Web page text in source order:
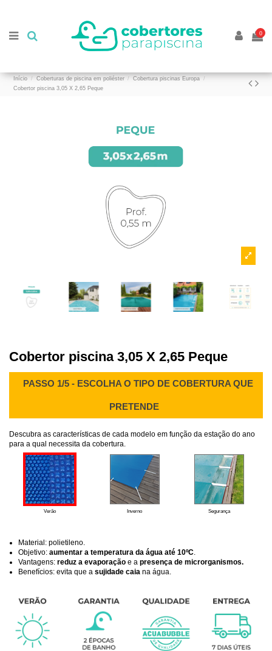
0
Início Coberturas de piscina em poliéster
Cobertura piscinas Europa
Cobertor piscina 3,05 X 2,65 Peque
Cobertor piscina 3,05 X 2,65 Peque
PASSO 1/5 - ESCOLHA O TIPO DE COBERTURA QUE
PRETENDE
Descubra as características de cada modelo em função da estação do ano
para a qual necessita da cobertura.
Verão Inverno Segurança
Material: polietileno.
Objetivo: aumentar a temperatura da água até 10ºC
Vantagens: reduz a evaporação e a presença de microrganismos.
Benefícios: evita que a sujidade caia na água.